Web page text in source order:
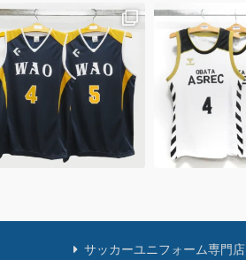
サッカーユニフォーム専門店